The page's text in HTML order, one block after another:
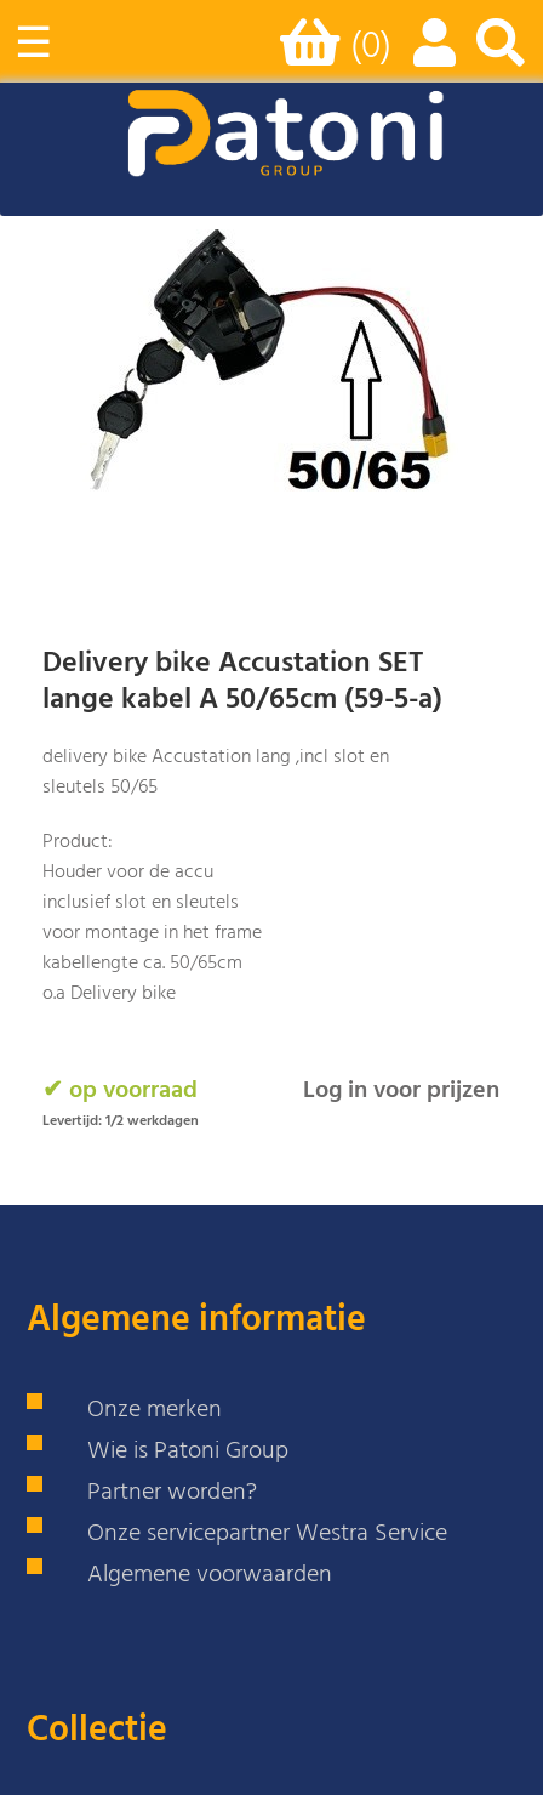
☰ (0)
Delivery bike Accustation SET
lange kabel A 50/65cm (59-5-a)
delivery bike Accustation lang ,incl slot en
sleutels 50/65
Product:
Houder voor de accu
inclusief slot en sleutels
voor montage in het frame
kabellengte ca. 50/65cm
o.a Delivery bike
✔ op voorraad
Levertijd: 1/2 werkdagen
Log in voor prijzen
Algemene informatie
Onze merken
Wie is Patoni Group
Partner worden?
Onze servicepartner Westra Service
Algemene voorwaarden
Collectie